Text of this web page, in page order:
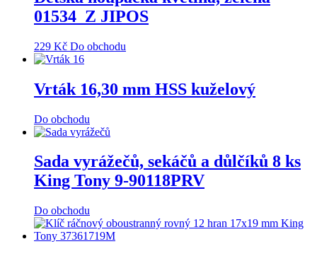
01534_Z JIPOS
229 Kč Do obchodu
Vrták 16,30 mm HSS kuželový
Do obchodu
Sada vyrážečů, sekáčů a důlčíků 8 ks
King Tony 9-90118PRV
Do obchodu